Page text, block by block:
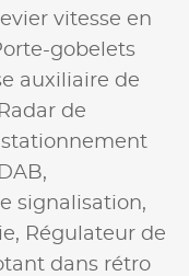
vitesse en
gobelets
auxiliaire de
Radar de
stationnement
signalisation,
Régulateur de
dans rétro